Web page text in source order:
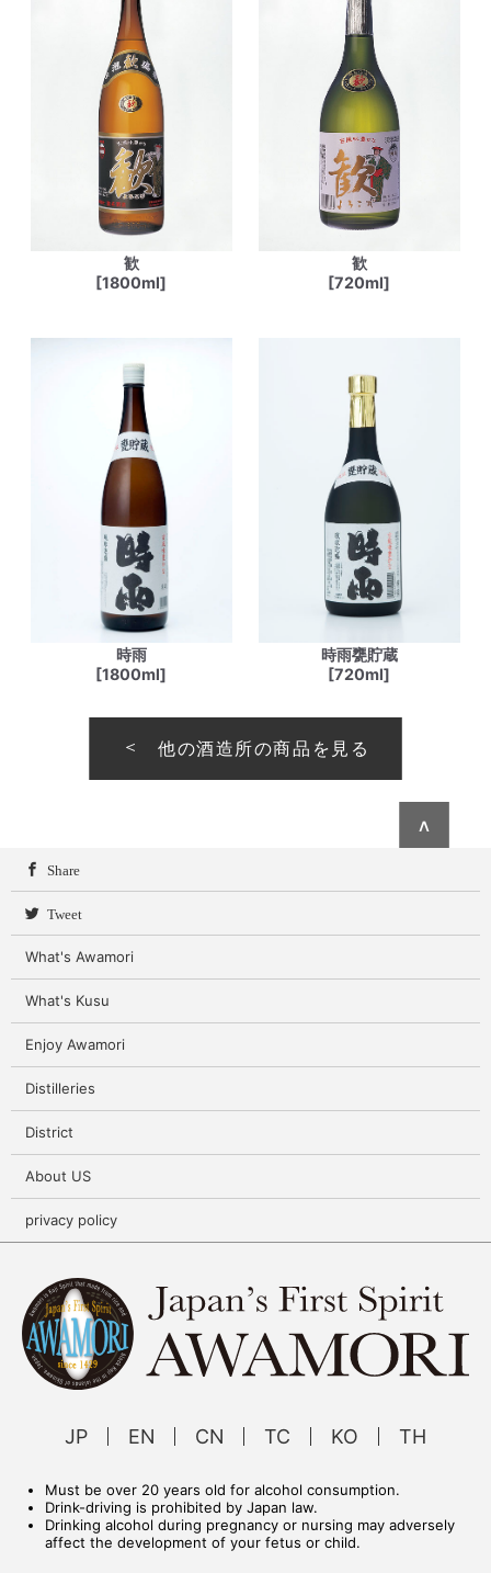
歓
[1800ml]
歓
[720ml]
時雨
[1800ml]
時雨甕貯蔵
[720ml]
他の酒造所の商品を見る
∧
Share
Tweet
What's Awamori
What's Kusu
Enjoy Awamori
Distilleries
District
About US
privacy policy
JP EN CN TC KO TH
Must be over 20 years old for alcohol consumption.
Drink-driving is prohibited by Japan law.
Drinking alcohol during pregnancy or nursing may adversely
affect the development of your fetus or child.